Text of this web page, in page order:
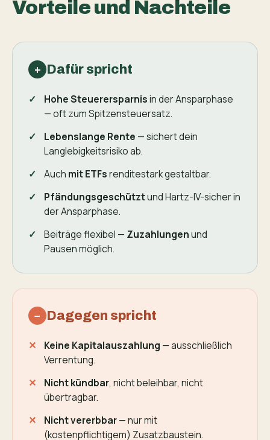
Vorteile und Nachteile
+ Dafür spricht
Hohe Steuerersparnisin der Ansparphase
— oft zum Spitzensteuersatz.
Lebenslange Rente — sichert dein
Langlebigkeits­risiko ab.
Auch mit ETFsrenditestark gestaltbar.
Pfändungs­geschütztund Hartz-IV-sicher in
der Ansparphase.
Beiträge flexibel — Zuzahlungenund
Pausen möglich.
− Dagegen spricht
Keine Kapitalauszahlung — ausschließlich
Verrentung.
Nicht kündbar, nicht beleihbar, nicht
übertragbar.
Nicht vererbbar— nur mit
(kostenpflichtigem) Zusatzbaustein.